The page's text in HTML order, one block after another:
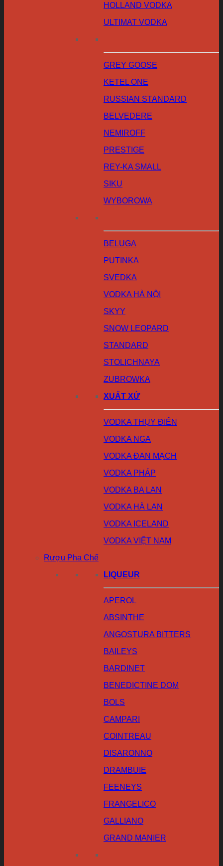
HOLLAND VODKA
ULTIMAT VODKA
GREY GOOSE
KETEL ONE
RUSSIAN STANDARD
BELVEDERE
NEMIROFF
PRESTIGE
REY-KA SMALL
SIKU
WYBOROWA
BELUGA
PUTINKA
SVEDKA
VODKA HÀ NỘI
SKYY
SNOW LEOPARD
STANDARD
STOLICHNAYA
ZUBROWKA
XUẤT XỨ
VODKA THỤY ĐIỂN
VODKA NGA
VODKA ĐAN MẠCH
VODKA PHÁP
VODKA BA LAN
VODKA HÀ LAN
VODKA ICELAND
VODKA VIỆT NAM
Rượu Pha Chế
LIQUEUR
APEROL
ABSINTHE
ANGOSTURA BITTERS
BAILEYS
BARDINET
BENEDICTINE DOM
BOLS
CAMPARI
COINTREAU
DISARONNO
DRAMBUIE
FEENEYS
FRANGELICO
GALLIANO
GRAND MANIER